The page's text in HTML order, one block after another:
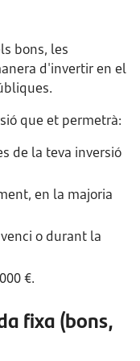
bons, les
d'invertir en el
que et permetrà:
de la teva inversió
en la majoria
o durant la
€.
fixa (bons,